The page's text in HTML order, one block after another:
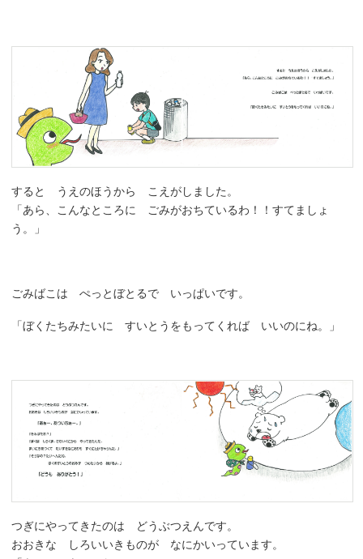
すると うえのほうから こえがしました。
「あら、こんなところに ごみがおちているわ！！すてましょ
う。」
ごみばこは ぺっとぼとるで いっぱいです。
「ぼくたちみたいに すいとうをもってくれば いいのにね。」
つぎにやってきたのは どうぶつえんです。
おおきな しろいいきものが なにかいっています。